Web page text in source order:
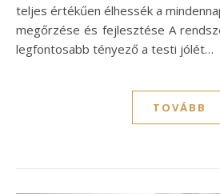
teljes értékűen élhessék a
megőrzése és fejlesztése A
legfontosabb tényező a testi jólét…
TOVÁBB